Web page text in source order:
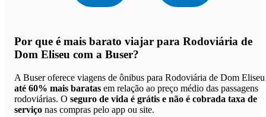
Por que é mais barato viajar para Rodoviária de
Dom Eliseu com a Buser?
A Buser oferece viagens de ônibus para Rodoviária de Dom Eliseu
até 60% mais baratas em relação ao preço médio das passagens
rodoviárias. O seguro de vida é grátis e não é cobrada taxa de
serviço nas compras pelo app ou site.